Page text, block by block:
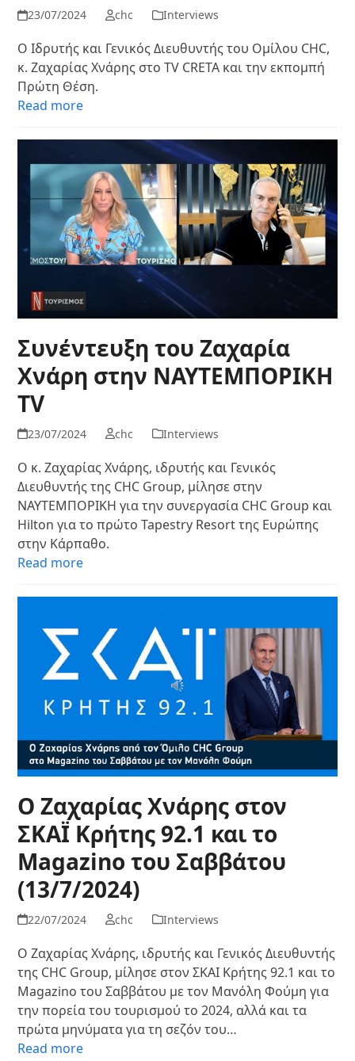
23/07/2024 chc Interviews
Ο Ιδρυτής και Γενικός Διευθυντής του Ομίλου CHC,
κ. Ζαχαρίας Χνάρης στο TV CRETA και την εκπομπή
Πρώτη Θέση.
Read more
Συνέντευξη του Ζαχαρία
Χνάρη στην ΝΑΥΤΕΜΠΟΡΙΚΗ
TV
23/07/2024 chc Interviews
Ο κ. Ζαχαρίας Χνάρης, ιδρυτής και Γενικός
Διευθυντής της CHC Group, μίλησε στην
ΝΑΥΤΕΜΠΟΡΙΚΗ για την συνεργασία CHC Group και
Hilton για το πρώτο Tapestry Resort της Ευρώπης
στην Κάρπαθο.
Read more
Ο Ζαχαρίας Χνάρης στον
ΣΚΑΪ Κρήτης 92.1 και το
Magazino του Σαββάτου
(13/7/2024)
22/07/2024 chc Interviews
Ο Ζαχαρίας Χνάρης, ιδρυτής και Γενικός Διευθυντής
της CHC Group, μίλησε στον ΣΚΑΙ Κρήτης 92.1 και το
Magazino του Σαββάτου με τον Μανόλη Φούμη για
την πορεία του τουρισμού το 2024, αλλά και τα
πρώτα μηνύματα για τη σεζόν του…
Read more